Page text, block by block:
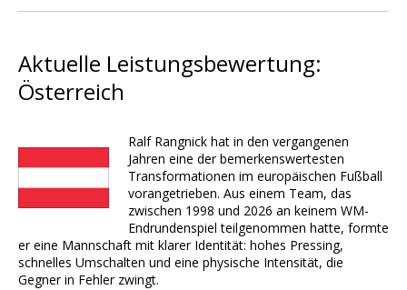
Aktuelle Leistungsbewertung:
Österreich
Ralf Rangnick hat in den vergangenen
Jahren eine der bemerkenswertesten
Transformationen im europäischen Fußball
vorangetrieben. Aus einem Team, das
zwischen 1998 und 2026 an keinem WM-
Endrundenspiel teilgenommen hatte, formte
er eine Mannschaft mit klarer Identität: hohes Pressing,
schnelles Umschalten und eine physische Intensität, die
Gegner in Fehler zwingt.